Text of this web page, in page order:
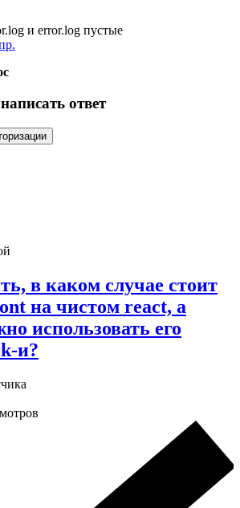
и error.log пустые
ответ
в каком случае стоит
на чистом react, а
использовать его
и?